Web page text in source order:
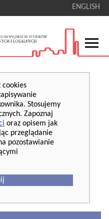
ENGLISH
cookies
Stosujemy
Zapoznaj
oraz opisem jak
przeglądanie
pozostawianie